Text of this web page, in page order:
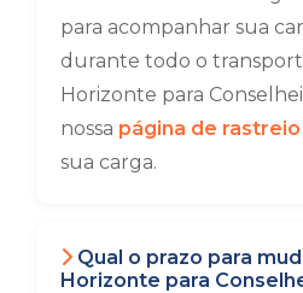
para acompanhar sua
durante todo o
Horizonte para
nossa página de rastreio
sua carga.
Qual o prazo para
Horizonte para